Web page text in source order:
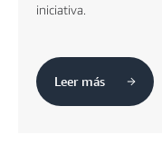
iniciativa.
Leer más